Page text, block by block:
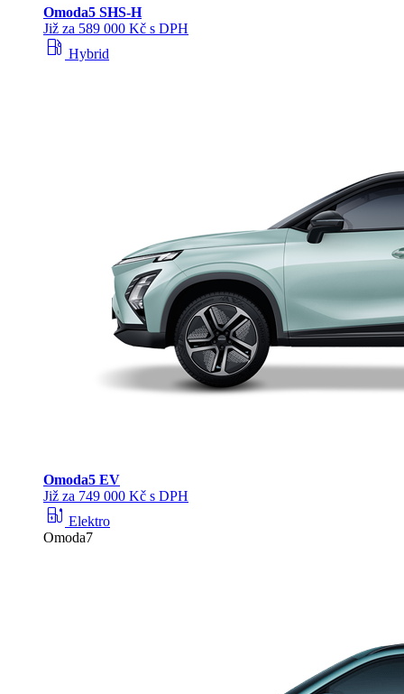
Omoda5 SHS‑H
Již za 589 000 Kč s DPH
local_gas_station Hybrid
Omoda5 EV
Již za 749 000 Kč s DPH
ev_station Elektro
Omoda7